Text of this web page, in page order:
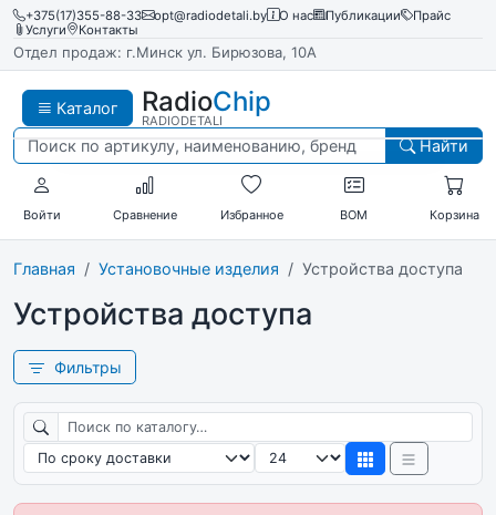
+375(17)355-88-33 opt@radiodetali.by О нас Публикации
Прайс
Услуги
Контакты
Отдел продаж: г.Минск ул. Бирюзова, 10А
Каталог RadioChip
RADIODETALI
Найти
Войти Сравнение Избранное BOM Корзина
Главная Установочные изделия Устройства доступа
Устройства доступа
Фильтры
Поиск по каталогу
Сортировка
Товаров на странице